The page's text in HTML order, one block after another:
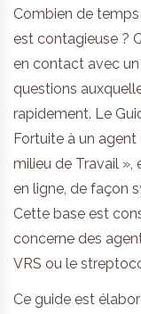
Combien de
est contagieuse ?
en contact avec
questions
rapidement. Le
Fortuite à un
milieu de Travail »,
en ligne, de façon
Cette base est
concerne des
VRS ou le
Ce guide est